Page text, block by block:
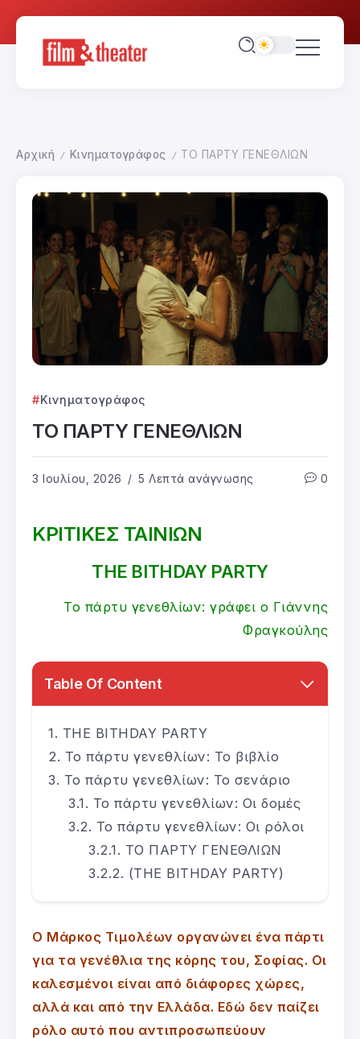
Αρχική / Κινηματογράφος / ΤΟ ΠΑΡΤΥ ΓΕΝΕΘΛΙΩΝ
Κινηματογράφος
ΤΟ ΠΑΡΤΥ ΓΕΝΕΘΛΙΩΝ
3 Ιουλίου, 2026 5 Λεπτά ανάγνωσης 0
ΚΡΙΤΙΚΕΣ ΤΑΙΝΙΩΝ
THE BITHDAY PARTY
Το πάρτυ γενεθλίων: γράφει ο Γιάννης
Φραγκούλης
Table Of Content
THE BITHDAY PARTY
Το πάρτυ γενεθλίων: Το βιβλίο
Το πάρτυ γενεθλίων: Το σενάριο
Το πάρτυ γενεθλίων: Οι δομές
Το πάρτυ γενεθλίων: Οι ρόλοι
ΤΟ ΠΑΡΤΥ ΓΕΝΕΘΛΙΩΝ
(THE BITHDAY PARTY)
Ο Μάρκος Τιμολέων οργανώνει ένα πάρτι
για τα γενέθλια της κόρης του, Σοφίας. Οι
καλεσμένοι είναι από διάφορες χώρες,
αλλά και από την Ελλάδα. Εδώ δεν παίζει
ρόλο αυτό που αντιπροσωπεύουν